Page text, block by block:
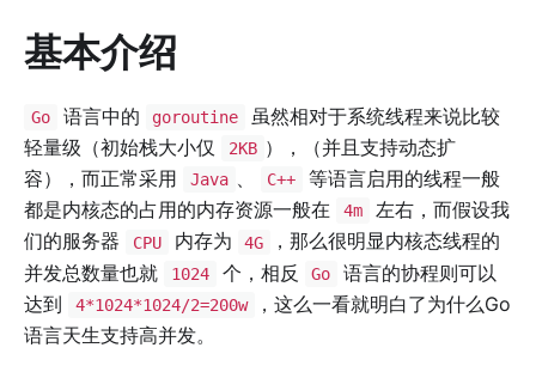
基本介绍
Go 语言中的 goroutine
虽然相对于系统线程来说比较
轻量级（初始栈大小仅
2KB ），（并且支持动态扩
容），而正常采用
Java 、 C++
等语言启用的线程一般
都是内核态的占用的内存资源一般在
4m
左右，而假设我
们的服务器
CPU 内存为 4G
，那么很明显内核态线程的
并发总数量也就
1024 个，相反 Go
语言的协程则可以
达到
4*1024*1024/2=200w
，这么一看就明白了为什么Go
语言天生支持高并发。